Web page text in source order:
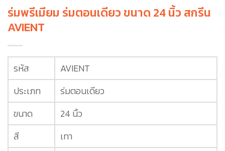
ร่มพรีเมียม ร่มตอนเดียว ขนาด 24 นิ้ว สกรีน
AVIENT
รหัส
AVIENT
ประเภท
ร่มตอนเดียว
ขนาด
24 นิ้ว
สี
เทา